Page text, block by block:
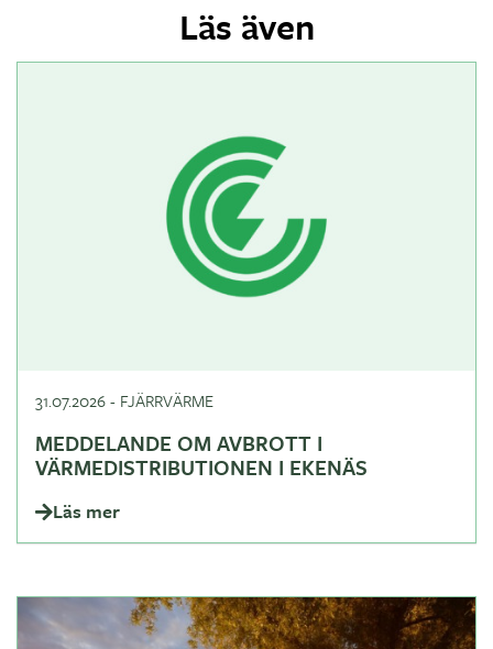
Läs även
31.07.2026- FJÄRRVÄRME
MEDDELANDE OM AVBROTT I
VÄRMEDISTRIBUTIONEN I EKENÄS
Läs mer